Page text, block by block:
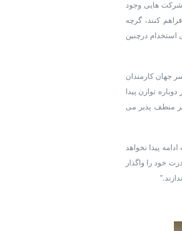
شرکت هایی وجود
کنند، گرچه
درچنین
جهان کارمندان
توازن پیدا
منطف پذیر می
پیدا نخواهد
خود را واگذار